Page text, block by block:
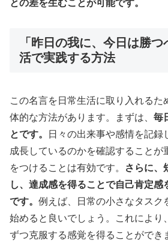
との差を生むことが可能です。
「昨日の我に、今日は勝
活で実践する方法
この名言を日常生活に取り入れるた
体的な方法があります。まずは、 毎
とです。
日々の出来事や感情を記録
成長しているのかを確認することが
をつけることは有効です。
さらに、
し、達成感を得ることで自己肯定感
です。 例えば、日常の小さなタスク
始めると良いでしょう。これにより
ずつ克服する感覚を得ることができ